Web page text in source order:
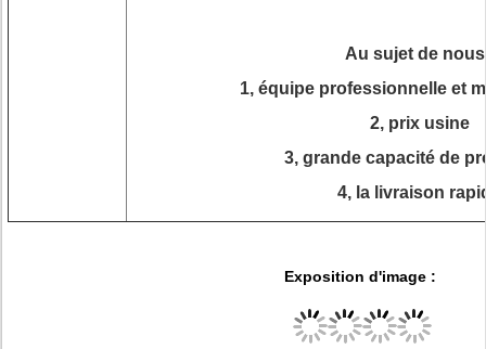
Au sujet de
1, équipe professionnelle et
2, prix usine
3, grande capacité de
4, la livraison
Exposition d'image :